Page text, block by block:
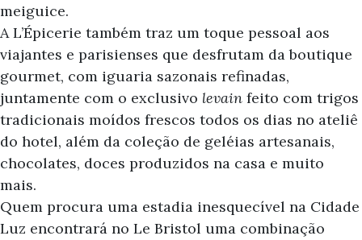
meiguice.
A L’Épicerie também traz um toque pessoal aos
viajantes e parisienses que desfrutam da boutique
gourmet, com iguaria sazonais refinadas,
juntamente com o exclusivo levain feito com trigos
tradicionais moídos frescos todos os dias no ateliê
do hotel, além da coleção de geléias artesanais,
chocolates, doces produzidos na casa e muito
mais.
Quem procura uma estadia inesquecível na Cidade
Luz encontrará no Le Bristol uma combinação